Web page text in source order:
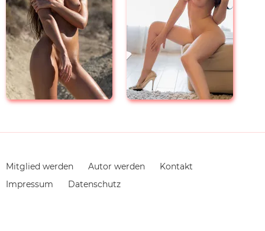
Navigation
überspringen
Mitglied werden Autor werden
Kontakt
Impressum
Datenschutz